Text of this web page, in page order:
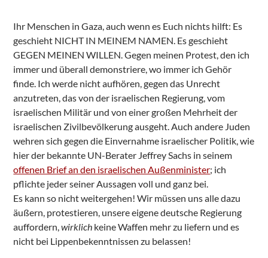
Ihr Menschen in Gaza, auch wenn es Euch nichts hilft: Es
geschieht NICHT IN MEINEM NAMEN. Es geschieht
GEGEN MEINEN WILLEN. Gegen meinen Protest, den ich
immer und überall demonstriere, wo immer ich Gehör
finde. Ich werde nicht aufhören, gegen das Unrecht
anzutreten, das von der israelischen Regierung, vom
israelischen Militär und von einer großen Mehrheit der
israelischen Zivilbevölkerung ausgeht. Auch andere Juden
wehren sich gegen die Einvernahme israelischer Politik, wie
hier der bekannte UN-Berater Jeffrey Sachs in seinem
offenen Brief an den israelischen Außenminister; ich
pflichte jeder seiner Aussagen voll und ganz bei.
Es kann so nicht weitergehen! Wir müssen uns alle dazu
äußern, protestieren, unsere eigene deutsche Regierung
auffordern,wirklich keine Waffen mehr zu liefern und es
nicht bei Lippenbekenntnissen zu belassen!